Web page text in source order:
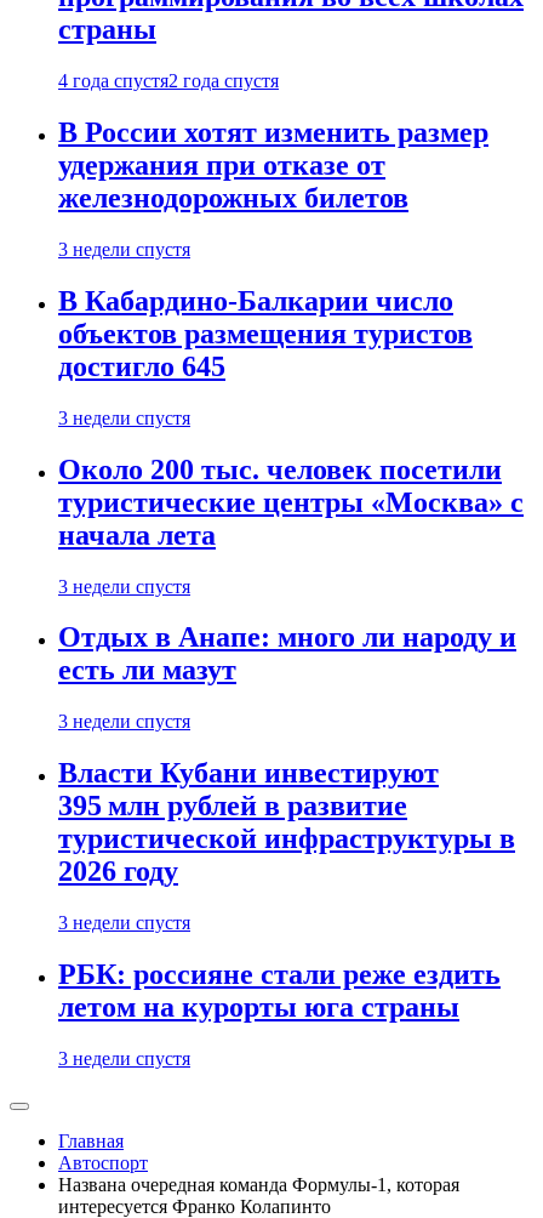
страны
4 года спустя2 года спустя
В России хотят изменить размер
удержания при отказе от
железнодорожных билетов
3 недели спустя
В Кабардино-Балкарии число
объектов размещения туристов
достигло 645
3 недели спустя
Около 200 тыс. человек посетили
туристические центры «Москва» с
начала лета
3 недели спустя
Отдых в Анапе: много ли народу и
есть ли мазут
3 недели спустя
Власти Кубани инвестируют
395 млн рублей в развитие
туристической инфраструктуры в
2026 году
3 недели спустя
РБК: россияне стали реже ездить
летом на курорты юга страны
3 недели спустя
Главная
Автоспорт
Названа очередная команда Формулы-1, которая
интересуется Франко Колапинто